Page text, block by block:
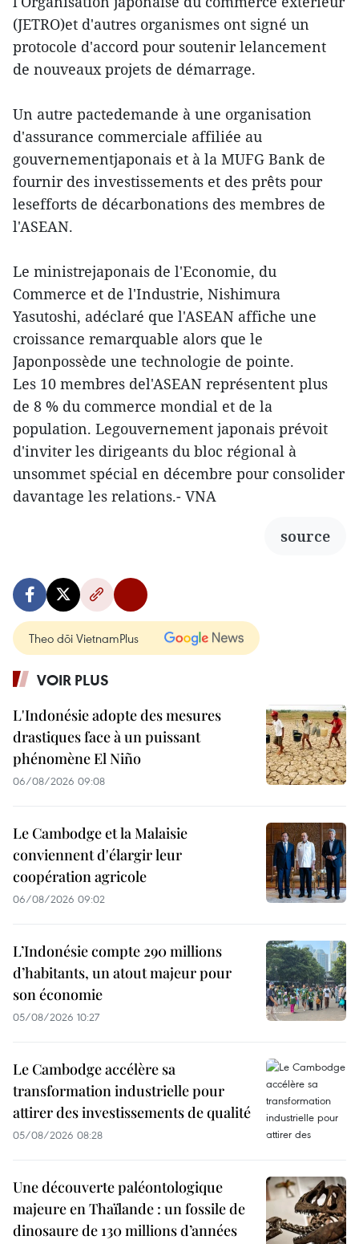
(JETRO)et d'autres organismes ont signé un
protocole d'accord pour soutenir lelancement
de nouveaux projets de démarrage.
Un autre pactedemande à une organisation
d'assurance commerciale affiliée au
gouvernementjaponais et à la MUFG Bank de
fournir des investissements et des prêts pour
lesefforts de décarbonations des membres de
l'ASEAN.
Le ministrejaponais de l'Economie, du
Commerce et de l'Industrie, Nishimura
Yasutoshi, adéclaré que l'ASEAN affiche une
croissance remarquable alors que le
Japonpossède une technologie de pointe.
Les 10 membres del'ASEAN représentent plus
de 8 % du commerce mondial et de la
population. Legouvernement japonais prévoit
d'inviter les dirigeants du bloc régional à
unsommet spécial en décembre pour consolider
davantage les relations.- VNA
source
Theo dõi VietnamPlus
VOIR PLUS
L'Indonésie adopte des mesures
drastiques face à un puissant
phénomène El Niño
06/08/2026 09:08
Le Cambodge et la Malaisie
conviennent d'élargir leur
coopération agricole
06/08/2026 09:02
L’Indonésie compte 290 millions
d’habitants, un atout majeur pour
son économie
05/08/2026 10:27
Le Cambodge accélère sa
transformation industrielle pour
attirer des investissements de qualité
05/08/2026 08:28
Une découverte paléontologique
majeure en Thaïlande : un fossile de
dinosaure de 130 millions d’années